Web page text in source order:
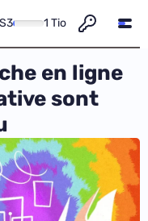
S3 1 Tio
en ligne
sont